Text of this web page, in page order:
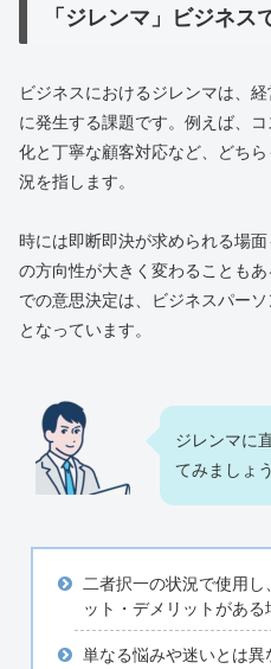
「ジレンマ」ビジネス
ビジネスにおけるジレンマは、
に発生する課題です。例えば、
化と丁寧な顧客対応など、どち
況を指します。
時には即断即決が求められる場
の方向性が大きく変わることも
での意思決定は、ビジネスパー
となっています。
ジレンマに
てみましょ
二者択一の状況で使用し
ット・デメリットがある
単なる悩みや迷いとは